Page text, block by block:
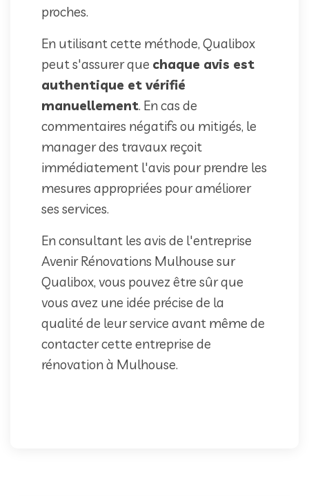
proches.
En utilisant cette méthode, Qualibox
peut s'assurer que chaque avis est
authentique et vérifié
manuellement. En cas de
commentaires négatifs ou mitigés, le
manager des travaux reçoit
immédiatement l'avis pour prendre les
mesures appropriées pour améliorer
ses services.
En consultant les avis de l'entreprise
Avenir Rénovations Mulhouse sur
Qualibox, vous pouvez être sûr que
vous avez une idée précise de la
qualité de leur service avant même de
contacter cette entreprise de
rénovation à Mulhouse.